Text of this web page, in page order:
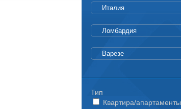
Тип
Квартира/апартаменты